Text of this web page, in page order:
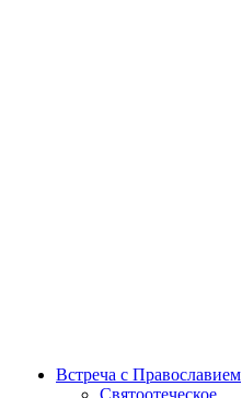
Встреча с Православием
Святоотеческое